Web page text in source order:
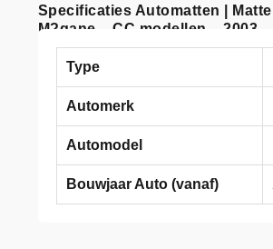
Specificaties Automatten |
M?gane – CC modellen – 2003 –
Type
Automerk
Automodel
Bouwjaar Auto (vanaf)